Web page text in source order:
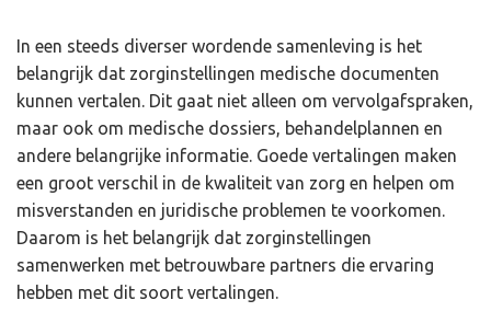
In een steeds diverser wordende samenleving is het
belangrijk dat zorginstellingen medische documenten
kunnen vertalen. Dit gaat niet alleen om vervolgafspraken,
maar ook om medische dossiers, behandelplannen en
andere belangrijke informatie. Goede vertalingen maken
een groot verschil in de kwaliteit van zorg en helpen om
misverstanden en juridische problemen te voorkomen.
Daarom is het belangrijk dat zorginstellingen
samenwerken met betrouwbare partners die ervaring
hebben met dit soort vertalingen.